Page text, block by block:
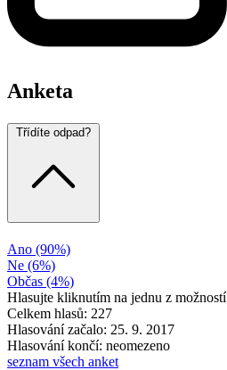
Anketa
Třídíte odpad?
Ano (90%)
Ne (6%)
Občas (4%)
Hlasujte kliknutím na jednu z možností
Celkem hlasů: 227
Hlasování začalo: 25. 9. 2017
Hlasování končí: neomezeno
seznam všech anket